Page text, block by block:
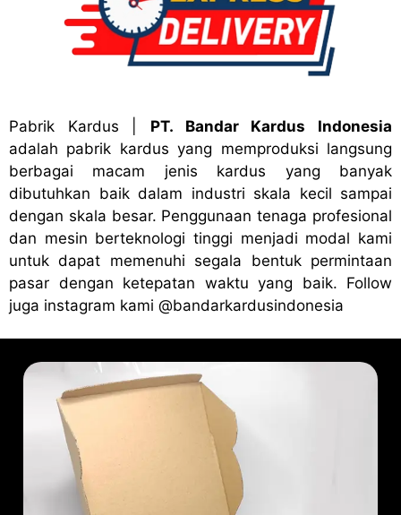
Pabrik Kardus
PT. Bandar Kardus Indonesia
adalah pabrik kardus yang memproduksi langsung
berbagai macam jenis kardus yang banyak
dibutuhkan baik dalam industri skala kecil sampai
dengan skala besar. Penggunaan tenaga profesional
dan mesin berteknologi tinggi menjadi modal kami
untuk dapat memenuhi segala bentuk permintaan
pasar dengan ketepatan waktu yang baik. Follow
juga instagram kami @bandarkardusindonesia